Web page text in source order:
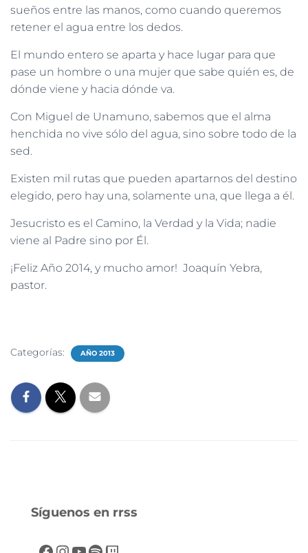
sueños entre las manos, como cuando queremos
retener el agua entre los dedos.
El mundo entero se aparta y hace lugar para que
pase un hombre o una mujer que sabe quién es, de
dónde viene y hacia dónde va.
Con Miguel de Unamuno, sabemos que el alma
henchida no vive sólo del agua, sino sobre todo de la
sed.
Existen mil rutas que pueden apartarnos del destino
elegido, pero hay una, solamente una, que llega a él.
Jesucristo es el Camino, la Verdad y la Vida; nadie
viene al Padre sino por Él.
¡Feliz Año 2014, y mucho amor! Joaquín Yebra,
pastor.
Categorías: AÑO 2013
Síguenos en rrss